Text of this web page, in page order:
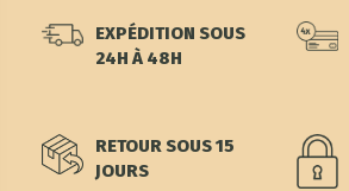
EXPÉDITION SOUS
24H À 48H
RETOUR SOUS 15
JOURS